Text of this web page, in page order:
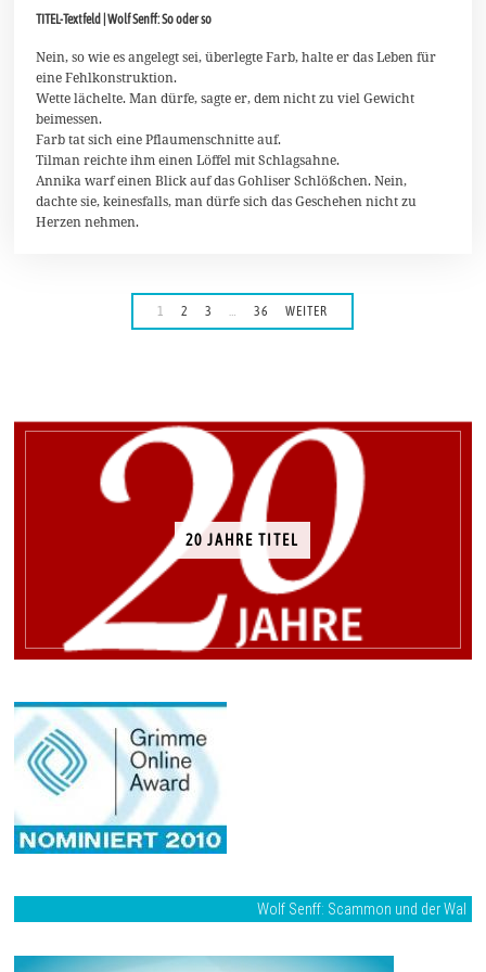
a
2
2
6
TITEL-Textfeld | Wolf Senff: So oder so
Nein, so wie es angelegt sei, überlegte Farb, halte er das Leben für
eine Fehlkonstruktion.
Wette lächelte. Man dürfe, sagte er, dem nicht zu viel Gewicht
beimessen.
Farb tat sich eine Pflaumenschnitte auf.
Tilman reichte ihm einen Löffel mit Schlagsahne.
Annika warf einen Blick auf das Gohliser Schlößchen. Nein,
dachte sie, keinesfalls, man dürfe sich das Geschehen nicht zu
Herzen nehmen.
1 2 3 … 36 WEITER
20 JAHRE TITEL
Wolf Senff: Scammon und der Wal